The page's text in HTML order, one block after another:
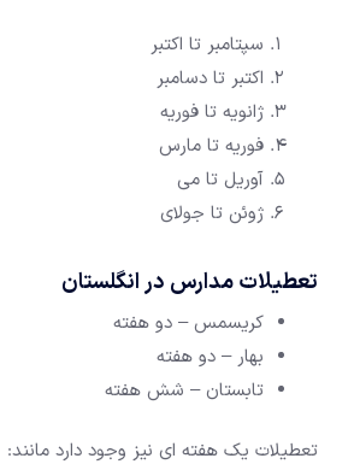
سپتامبر تا اکتبر
اکتبر تا دسامبر
ژانویه تا فوریه
فوریه تا مارس
آوریل تا می
ژوئن تا جولای
تعطیلات مدارس در انگلستان
کریسمس – دو هفته
بهار – دو هفته
تابستان – شش هفته
تعطیلات یک هفته ای نیز وجود دارد مانند: